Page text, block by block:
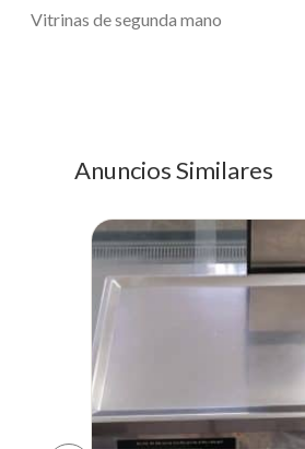
Vitrinas de segunda mano
Anuncios Similares